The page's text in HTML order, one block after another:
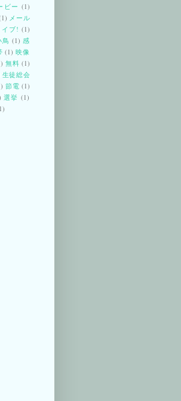
ビー (1)
メール
ブ! (1)
鳥 (1) 感
(1) 映像
無料 (1)
生徒総会
節電 (1)
選挙 (1)